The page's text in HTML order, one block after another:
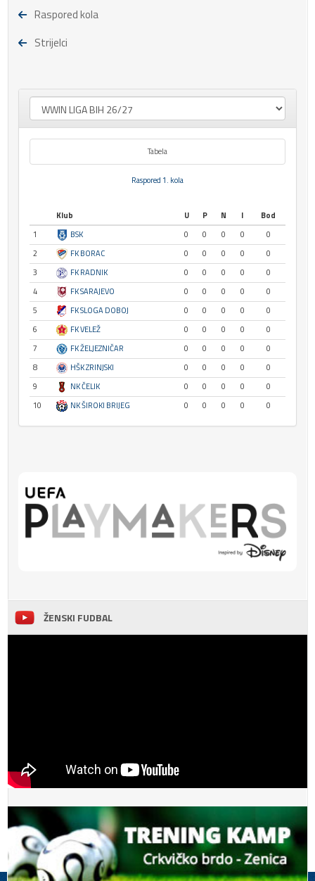
Raspored kola
Strijelci
Tabela
Raspored 1. kola
Klub U P N I
Bod
1
BSK 0 0 0 0
0
2
FK BORAC 0 0 0 0
0
3
FK RADNIK 0 0 0 0
0
4
FK SARAJEVO 0 0 0 0
0
5
FK SLOGA DOBOJ 0 0 0 0
0
6
FK VELEŽ 0 0 0 0
0
7
FK ŽELJEZNIČAR 0 0 0 0
0
8
HŠK ZRINJSKI 0 0 0 0
0
9
NK ČELIK 0 0 0 0
0
10
NK ŠIROKI BRIJEG 0 0 0 0 0
ŽENSKI FUDBAL